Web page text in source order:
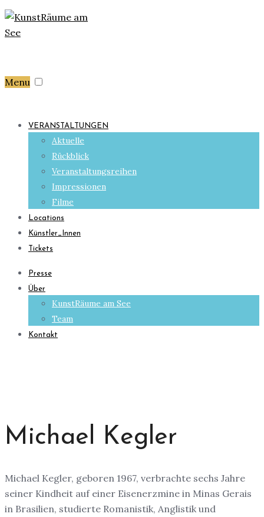
Menu
VERANSTALTUNGEN
Aktuelle
Rückblick
Veranstaltungsreihen
Impressionen
Filme
Locations
Künstler_Innen
Tickets
Presse
Über
KunstRäume am See
Team
Kontakt
Michael Kegler
Michael Kegler, geboren 1967, verbrachte sechs Jahre
seiner Kindheit auf einer Eisenerzmine in Minas Gerais
in Brasilien, studierte Romanistik, Anglistik und